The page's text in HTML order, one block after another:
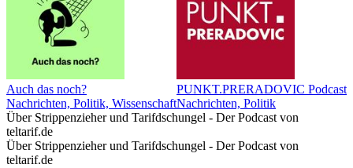
Auch das noch?
Nachrichten, Politik, Wissenschaft
PUNKT.PRERADOVIC Podcast
Nachrichten, Politik
Über Strippenzieher und Tarifdschungel - Der Podcast von
teltarif.de
Über Strippenzieher und Tarifdschungel - Der Podcast von
teltarif.de